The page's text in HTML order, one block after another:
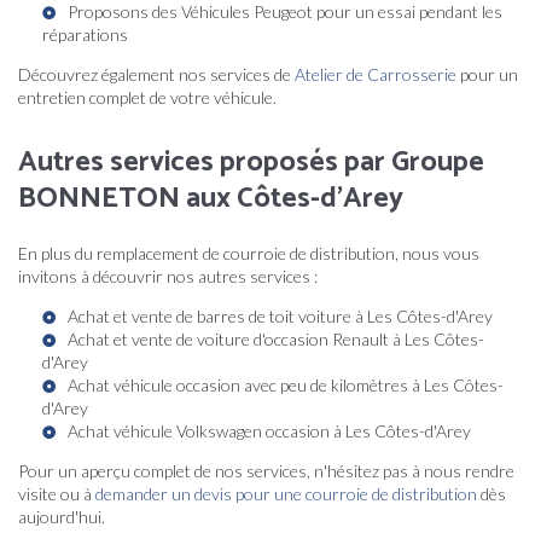
Proposons des Véhicules Peugeot pour un essai pendant les
réparations
Découvrez également nos services de Atelier de Carrosserie pour un
entretien complet de votre véhicule.
Autres services proposés par Groupe
BONNETON aux Côtes-d'Arey
En plus du remplacement de courroie de distribution, nous vous
invitons à découvrir nos autres services :
Achat et vente de barres de toit voiture à Les Côtes-d'Arey
Achat et vente de voiture d'occasion Renault à Les Côtes-
d'Arey
Achat véhicule occasion avec peu de kilomètres à Les Côtes-
d'Arey
Achat véhicule Volkswagen occasion à Les Côtes-d'Arey
Pour un aperçu complet de nos services, n'hésitez pas à nous rendre
visite ou à demander un devis pour une courroie de distribution dès
aujourd'hui.